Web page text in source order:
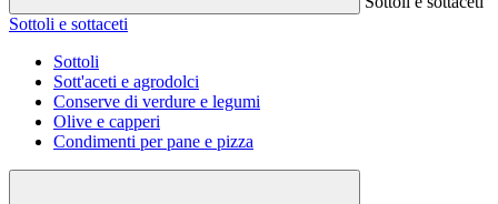
Sottoli e sottaceti
Sottoli
Sott'aceti e agrodolci
Conserve di verdure e legumi
Olive e capperi
Condimenti per pane e pizza